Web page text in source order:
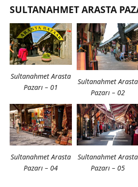
SULTANAHMET ARASTA
Sultanahmet Arasta
Pazarı – 01
Sultanahmet Arasta
Pazarı – 02
Sultanahmet Arasta
Pazarı – 04
Sultanahmet Arasta
Pazarı – 05